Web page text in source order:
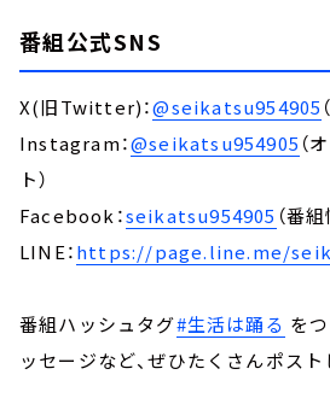
番組公式SNS
X(旧Twitter)：@seikatsu954905
Instagram：@seikatsu954905 （
ト）
Facebook：seikatsu954905 （番
LINE：https://page.line.me/
番組ハッシュタグ#生活は踊る を
ッセージなど、ぜひたくさんポスト